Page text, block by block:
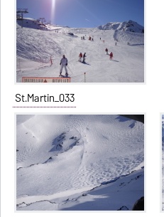
St.Martin_033